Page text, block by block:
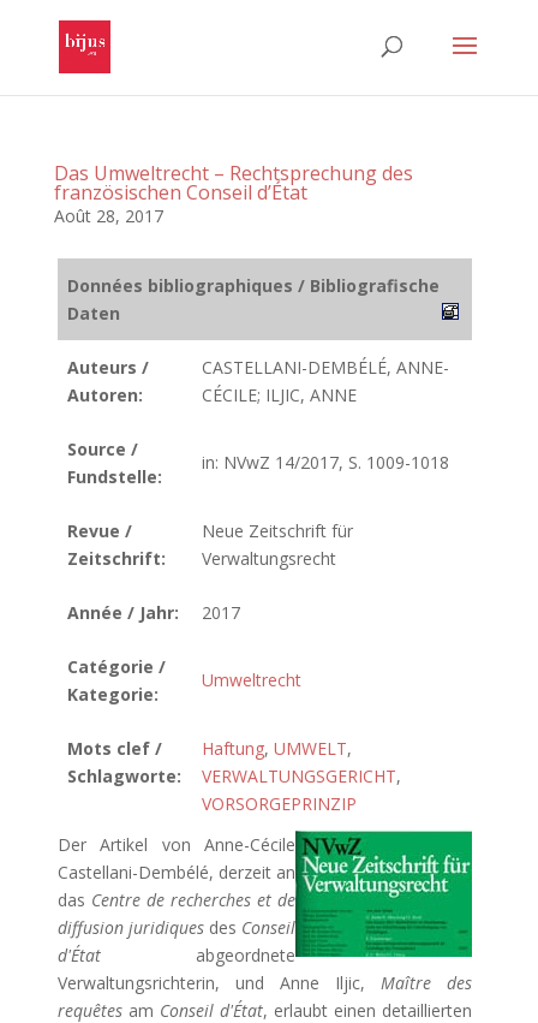
Das Umweltrecht – Rechtsprechung des
französischen Conseil d’État
Août 28, 2017
Données bibliographiques / Bibliografische
Daten
Auteurs /
Autoren:
CASTELLANI-DEMBÉLÉ, ANNE-
CÉCILE; ILJIC, ANNE
Source /
Fundstelle:
in: NVwZ 14/2017, S. 1009-1018
Revue /
Zeitschrift:
Neue Zeitschrift für
Verwaltungsrecht
Année / Jahr: 2017
Catégorie /
Kategorie:
Umweltrecht
Mots clef /
Schlagworte:
Haftung, UMWELT,
VERWALTUNGSGERICHT,
VORSORGEPRINZIP
Der Artikel von Anne-Cécile
Castellani-Dembélé, derzeit an
das Centre de recherches et de
diffusion juridiques des Conseil
d'Étatabgeordnete
Verwaltungsrichterin, und Anne Iljic, Maître des
requêtesam Conseil d'État, erlaubt einen detaillierten